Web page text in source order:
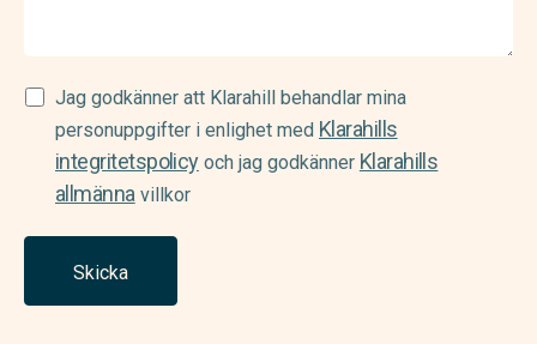
Samtycke
(Required)
Jag godkänner att Klarahill behandlar mina
personuppgifter i enlighet med Klarahills
integritetspolicyoch jag godkänner Klarahills
allmännavillkor
Skicka